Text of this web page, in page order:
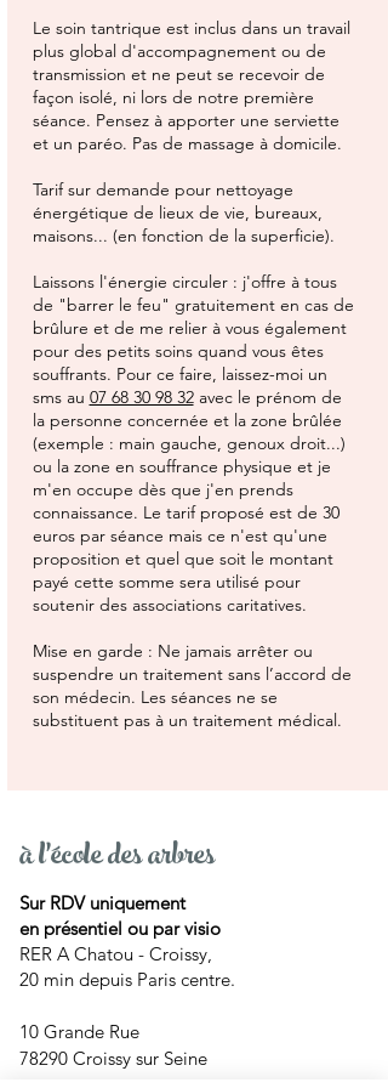
Le soin tantrique est inclus dans un travail
plus global d'accompagnement ou de
transmission et ne peut se recevoir de
façon isolé, ni lors de notre première
séance. Pensez à apporter une serviette
et un paréo. Pas de massage à domicile.
Tarif sur demande pour nettoyage
énergétique de lieux de vie, bureaux,
maisons... (en fonction de la superficie).​
Laissons l'énergie circuler : j'offre à tous
de "barrer le feu" gratuitement en cas de
brûlure et de me relier à vous également
pour des petits soins quand vous êtes
souffrants. Pour ce faire, laissez-moi un
sms au 07 68 30 98 32 avec le prénom de
la personne concernée et la zone brûlée
(exemple : main gauche, genoux droit...)
ou la zone en souffrance physique et je
m'en occupe dès que j'en prends
connaissance. Le tarif proposé est de 30
euros par séance mais ce n'est qu'une
proposition et quel que soit le montant
payé cette somme sera utilisé pour
soutenir des associations caritatives.
Mise en garde : Ne jamais arrêter ou
suspendre un traitement sans l’accord de
son médecin. Les séances ne se
substituent pas à un traitement médical.
à l'école des arbres
Sur RDV uniquement
en présentiel ou par visio
RER A Chatou - Croissy,
20 min depuis Paris centre.
10 Grande Rue
78290 Croissy sur Seine